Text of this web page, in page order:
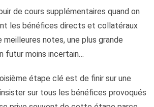
de cours supplémentaires quand on
les bénéfices directs et collatéraux
meilleures notes, une plus grande
futur moins incertain…
étape clé est de finir sur une
sur tous les bénéfices provoqués